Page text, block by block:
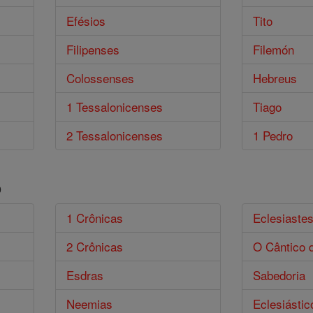
Efésios
Filipenses
Colossenses
1 Tessalonicenses
2 Tessalonicenses
Tito
Filemón
Hebreus
Tiago
1 Pedro
1 Crônicas
2 Crônicas
Esdras
Neemias
Eclesiastes
O Cântico
Sabedoria